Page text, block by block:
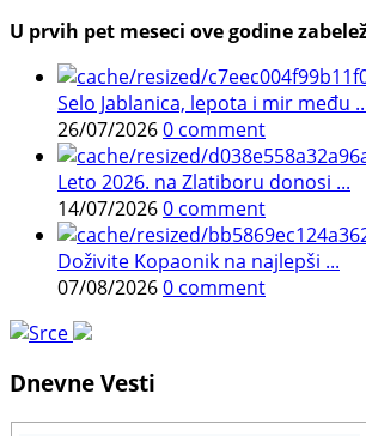
U prvih pet meseci ove godine
Selo Jablanica, lepota i mir među
26/07/20260 comment
Leto 2026. na Zlatiboru donosi ...
14/07/20260 comment
Doživite Kopaonik na najlepši ...
07/08/20260 comment
Dnevne Vesti